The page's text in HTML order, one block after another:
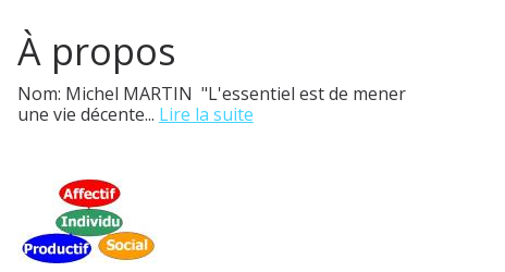
À propos
Nom: Michel MARTIN "L'essentiel est de mener
une vie décente... Lire la suite